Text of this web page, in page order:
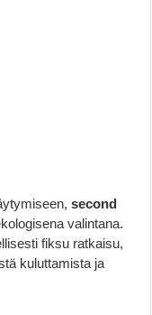
second
valintana.
fiksu ratkaisu,
kuluttamista ja